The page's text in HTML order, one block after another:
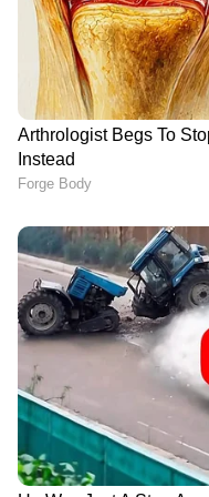
RECOMMENDED
മുംബൈ സിദ്ധിവിനായക
ക്ഷേത്രത്തിലെ
കൊളള; സമഗ്ര
അന്വേഷണത്തിന്
ഉത്തരവിട്ട് മുഖ്യമന്ത്രി
ദേവേന്ദ്ര ഫഡ്‌നാവിസ്